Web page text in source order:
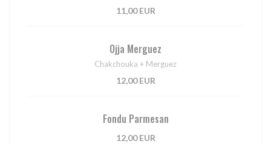
11,00 EUR
Ojja Merguez
Chakchouka + Merguez
12,00 EUR
Fondu Parmesan
12,00 EUR